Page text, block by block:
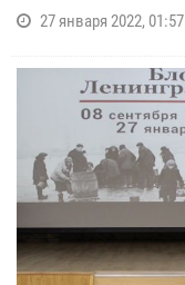
27 января 2022, 01:57